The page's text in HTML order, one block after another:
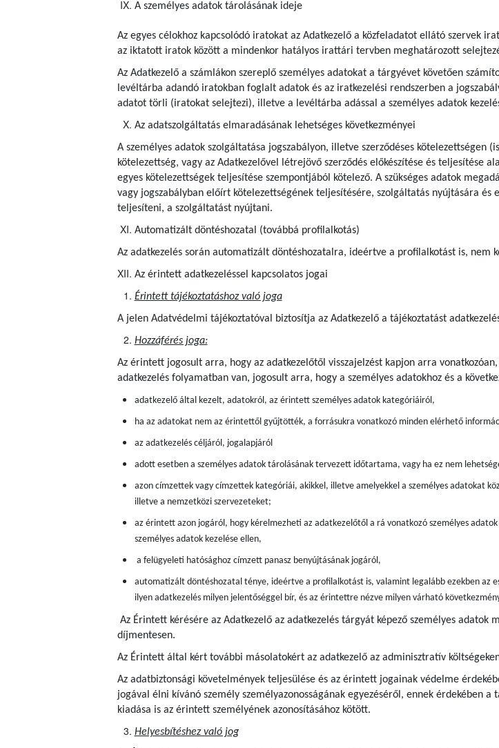
A személyes adatok tárolásának ideje
Az egyes célokhoz kapcsolódó iratokat az Adatkezelő a közfeladatot ellátó szervek
az iktatott iratok között a mindenkor hatályos irattári tervben meghatározott
Az Adatkezelő a számlákon szereplő személyes adatokat a tárgyévet követően
levéltárba adandó iratokban foglalt adatok és az iratkezelési rendszerben a
adatot törli (iratokat selejtezi), illetve a levéltárba adással a személyes adatok
Az adatszolgáltatás elmaradásának lehetséges következményei
A személyes adatok szolgáltatása jogszabályon, illetve szerződéses
kötelezettség, vagy az Adatkezelővel létrejövő szerződés előkészítése és teljesítése
egyes kötelezettségek teljesítése szempontjából kötelező. A szükséges adatok
vagy jogszabályban előírt kötelezettségének teljesítésére, szolgáltatás nyújtására
teljesíteni, a szolgáltatást nyújtani.
Automatizált döntéshozatal (továbbá profilalkotás)
Az adatkezelés során automatizált döntéshozatalra, ideértve a profilalkotást is, nem
Az érintett adatkezeléssel kapcsolatos jogai
Érintett tájékoztatáshoz való joga
A jelen Adatvédelmi tájékoztatóval biztosítja az Adatkezelő a tájékoztatást
Hozzáférés joga:
Az érintett jogosult arra, hogy az adatkezelőtől visszajelzést kapjon arra
adatkezelés folyamatban van, jogosult arra, hogy a személyes adatokhoz és a
adatkezelő által kezelt, adatokról, az érintett személyes adatok kategóriáiról,
ha az adatokat nem az érintettől gyűjtötték, a forrásukra vonatkozó minden elérhető
az adatkezelés céljáról, jogalapjáról
adott esetben a személyes adatok tárolásának tervezett időtartama, vagy ha ez nem
azon címzettek vagy címzettek kategóriái, akikkel, illetve amelyekkel a személyes adatokat
illetve a nemzetközi szervezeteket;
az érintett azon jogáról, hogy kérelmezheti az adatkezelőtől a rá vonatkozó személyes
személyes adatok kezelése ellen,
a felügyeleti hatósághoz címzett panasz benyújtásának jogáról,
automatizált döntéshozatal ténye, ideértve a profilalkotást is, valamint legalább ezekben az
ilyen adatkezelés milyen jelentőséggel bír, és az érintettre nézve milyen várható
Az Érintett kérésére az Adatkezelő az adatkezelés tárgyát képező személyes
díjmentesen.
Az Érintett által kért további másolatokért az adatkezelő az adminisztratív
Az adatbiztonsági követelmények teljesülése és az érintett jogainak védelme
jogával élni kívánó személy személyazonosságának egyezéséről, ennek érdekében
kiadása is az érintett személyének azonosításához kötött.
Helyesbítéshez való jog